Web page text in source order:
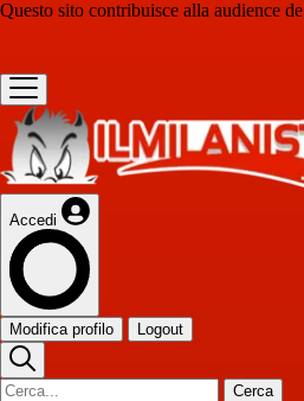
Questo sito contribuisce alla audience de
Accedi
Modifica profilo Logout
Cerca